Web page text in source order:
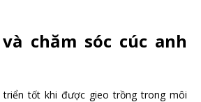
chăm sóc cúc anh
triển tốt khi được gieo trồng trong môi